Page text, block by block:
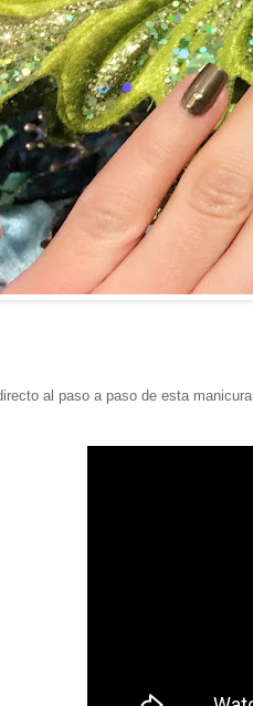
al paso a paso de esta manicura